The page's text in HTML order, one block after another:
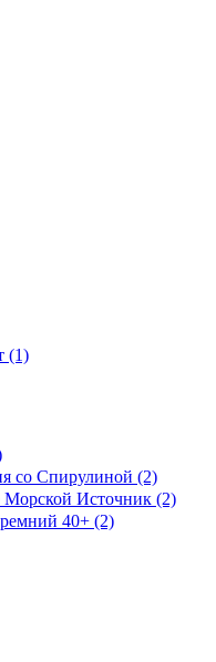
(1)
со Спирулиной (2)
Морской Источник (2)
40+ (2)